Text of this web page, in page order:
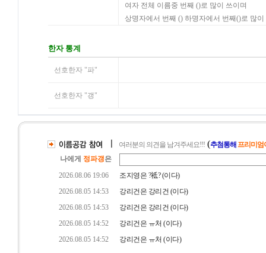
여자 전체 이름중 번째 ()로 많이 쓰이며
상명자에서 번째 () 하명자에서 번째()로 많이
한자 통계
선호한자 "파"
선호한자 "갱"
여러분의 의견을 남겨주세요!!! (추첨통해 프리미엄
나에게 정파갱은
2026.08.06 19:06
조지영은 ?祗? (이다)
2026.08.05 14:53
강리건은 강리건 (이다)
2026.08.05 14:53
강리건은 강리건 (이다)
2026.08.05 14:52
강리건은 ㅠ처 (이다)
2026.08.05 14:52
강리건은 ㅠ처 (이다)